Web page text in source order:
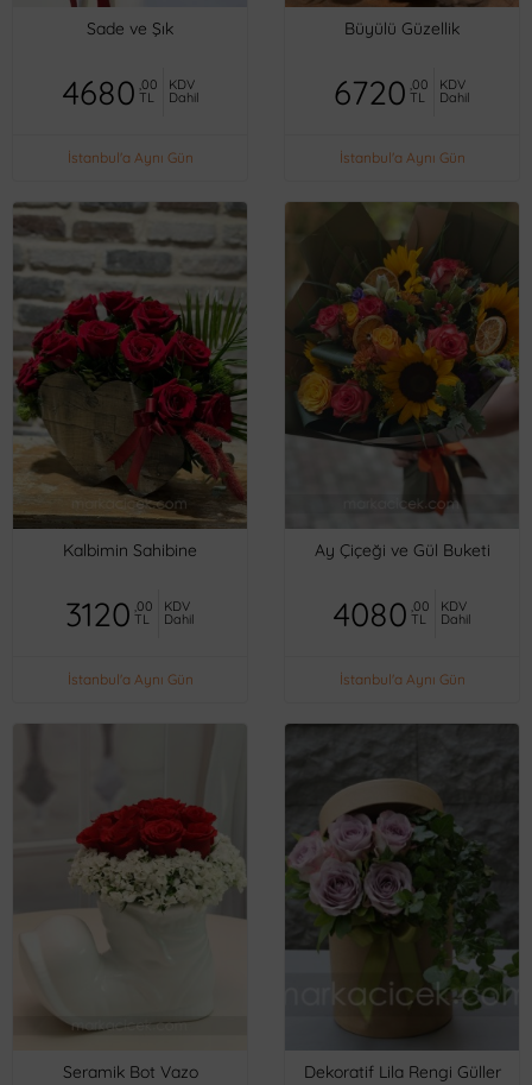
Sade ve Şık
4680 ,00
TL
KDV
Dahil
İstanbul'a Aynı Gün
Büyülü Güzellik
6720 ,00
TL
KDV
Dahil
İstanbul'a Aynı Gün
Kalbimin Sahibine
3120 ,00
TL
KDV
Dahil
İstanbul'a Aynı Gün
Ay Çiçeği ve Gül Buketi
4080 ,00
TL
KDV
Dahil
İstanbul'a Aynı Gün
Seramik Bot Vazo Dekoratif Lila Rengi Güller